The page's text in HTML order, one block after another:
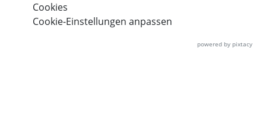
Cookies
Cookie-Einstellungen anpassen
powered by pixtacy